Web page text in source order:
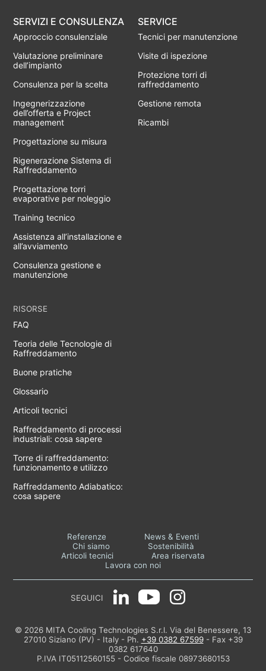
SERVIZI E CONSULENZA
Approccio consulenziale
Valutazione preliminare
dell’impianto
Consulenza per la scelta
Ingegnerizzazione
dell’offerta e Project
management
Progettazione su misura
Rigenerazione Sistema di
Raffreddamento
Progettazione torri
evaporative per noleggio
Training tecnico
Assistenza all’installazione e
all’avviamento
Consulenza gestione e
manutenzione
SERVICE
Tecnici per manutenzione
Visite di ispezione
Protezione torri di
raffreddamento
Gestione remota
Ricambi
RISORSE
FAQ
Teoria delle Tecnologie di
Raffreddamento
Buone pratiche
Glossario
Articoli tecnici
Raffreddamento di processi
industriali: cosa sapere
Torre di raffreddamento:
funzionamento e utilizzo
Raffreddamento Adiabatico:
cosa sapere
Referenze
News & Eventi
Chi siamo
Sostenibilità
Articoli tecnici
Area riservata
Lavora con noi
SEGUICI
© 2026 MITA Cooling Technologies S.r.l. Via del Benessere, 13
27010 Siziano (PV) - Italy - Ph. +39 0382 67599- Fax +39
0382 617640
P.IVA IT05112560155 - Codice fiscale 08973680153